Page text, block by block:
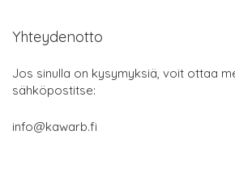
Yhteydenotto
Jos sinulla on kysymyksiä, voit ottaa
sähköpostitse:
info@kawarb.fi